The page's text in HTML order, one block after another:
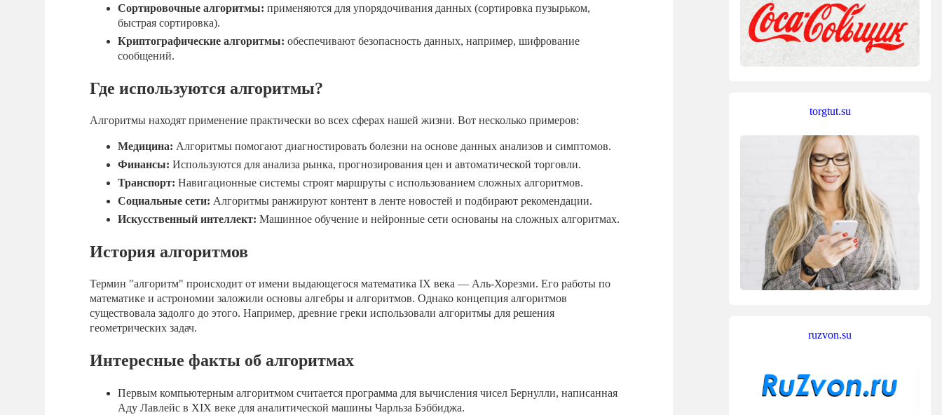
Сортировочные алгоритмы: применяются для упорядочивания данных (сортировка пузырьком,
быстрая сортировка).
Криптографические алгоритмы: обеспечивают безопасность данных, например, шифрование
сообщений.
Где используются алгоритмы?
Алгоритмы находят применение практически во всех сферах нашей жизни. Вот несколько примеров:
Медицина: Алгоритмы помогают диагностировать болезни на основе данных анализов и симптомов.
Финансы: Используются для анализа рынка, прогнозирования цен и автоматической торговли.
Транспорт: Навигационные системы строят маршруты с использованием сложных алгоритмов.
Социальные сети: Алгоритмы ранжируют контент в ленте новостей и подбирают рекомендации.
Искусственный интеллект: Машинное обучение и нейронные сети основаны на сложных алгоритмах.
История алгоритмов
Термин "алгоритм" происходит от имени выдающегося математика IX века — Аль-Хорезми. Его работы по
математике и астрономии заложили основы алгебры и алгоритмов. Однако концепция алгоритмов
существовала задолго до этого. Например, древние греки использовали алгоритмы для решения
геометрических задач.
Интересные факты об алгоритмах
Первым компьютерным алгоритмом считается программа для вычисления чисел Бернулли, написанная
Аду Лавлейс в XIX веке для аналитической машины Чарльза Бэббиджа.
torgtut.su
ruzvon.su